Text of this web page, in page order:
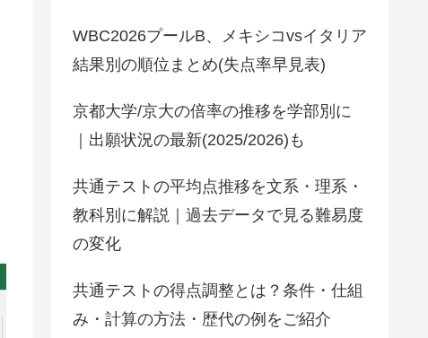
WBC2026プールB、メキシコvsイタリア
結果別の順位まとめ(失点率早見表)
京都大学/京大の倍率の推移を学部別に
｜出願状況の最新(2025/2026)も
共通テストの平均点推移を文系・理系・
教科別に解説｜過去データで見る難易度
の変化
共通テストの得点調整とは？条件・仕組
み・計算の方法・歴代の例をご紹介